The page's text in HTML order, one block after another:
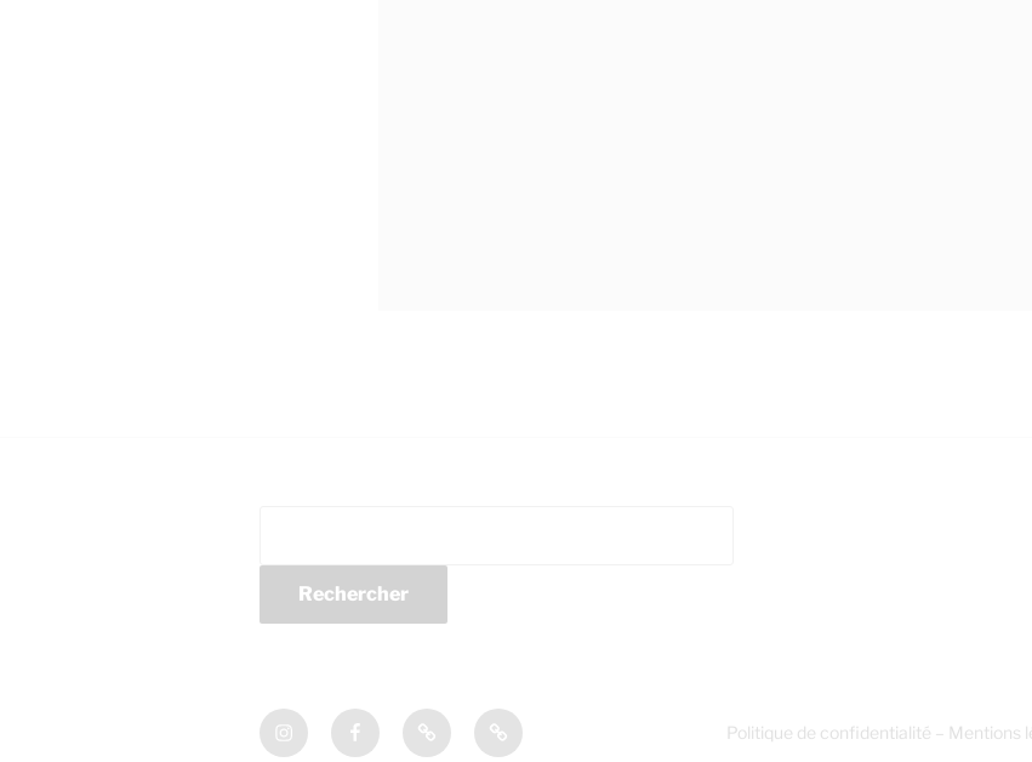
Rechercher
Politique de confidentialité – Mentions